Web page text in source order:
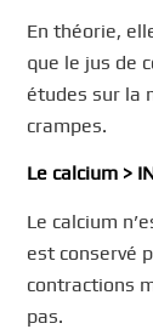
En théorie,
que le jus de
études sur la
crampes.
Le calcium >
Le calcium
est conservé
contractions
pas.